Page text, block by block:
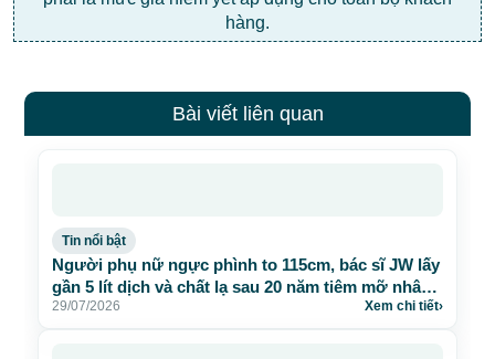
hàng.
Bài viết liên quan
Tin nổi bật
Người phụ nữ ngực phình to 115cm, bác sĩ JW lấy
gần 5 lít dịch và chất lạ sau 20 năm tiêm mỡ nhân
tạo
29/07/2026 Xem chi tiết›